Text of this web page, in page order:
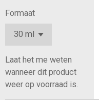
Formaat
Laat het me weten
wanneer dit product
weer op voorraad is.